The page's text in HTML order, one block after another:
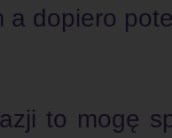
a dopiero
to mogę